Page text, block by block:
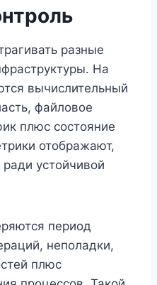
разные
На
вычислительный
файловое
плюс состояние
отображают,
устойчивой
период
неполадки,
плюс